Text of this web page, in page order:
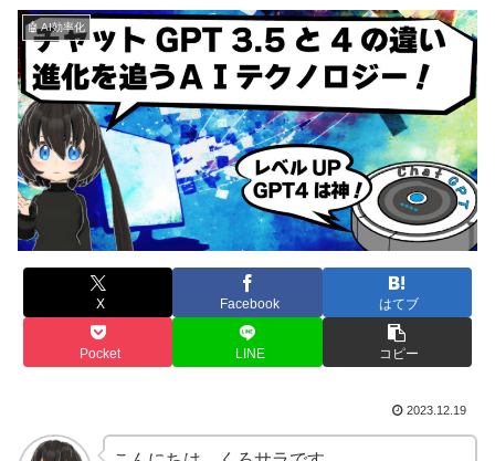
🤖 AI効率化
X Facebook はてブ
Pocket LINE コピー
2023.12.19